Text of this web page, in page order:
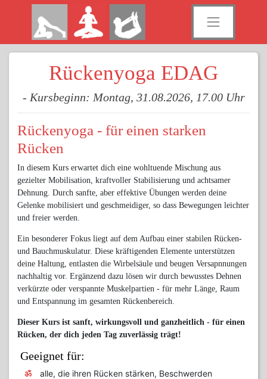
Rückenyoga EDAG
- Kursbeginn: Montag, 31.08.2026, 17.00 Uhr
Rückenyoga - für einen starken
Rücken
In diesem Kurs erwartet dich eine wohltuende Mischung aus
gezielter Mobilisation, kraftvoller Stabilisierung und achtsamer
Dehnung. Durch sanfte, aber effektive Übungen werden deine
Gelenke mobilisiert und geschmeidiger, so dass Bewegungen leichter
und freier werden.
Ein besonderer Fokus liegt auf dem Aufbau einer stabilen Rücken-
und Bauchmuskulatur. Diese kräftigenden Elemente unterstützen
deine Haltung, entlasten die Wirbelsäule und beugen Versapnnungen
nachhaltig vor. Ergänzend dazu lösen wir durch bewusstes Dehnen
verkürzte oder verspannte Muskelpartien - für mehr Länge, Raum
und Entspannung im gesamten Rückenbereich.
Dieser Kurs ist sanft, wirkungsvoll und ganzheitlich - für einen
Rücken, der dich jeden Tag zuverlässig trägt!
Geeignet für:
alle, die ihren Rücken stärken, Beschwerden